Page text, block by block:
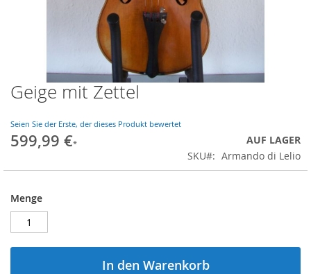
Zum
Anfang
Bildgalerie
springen
Geige mit Zettel
Seien Sie der Erste, der dieses Produkt bewertet
599,99 €
AUF LAGER
SKU
Armando di Lelio
Menge
In den Warenkorb